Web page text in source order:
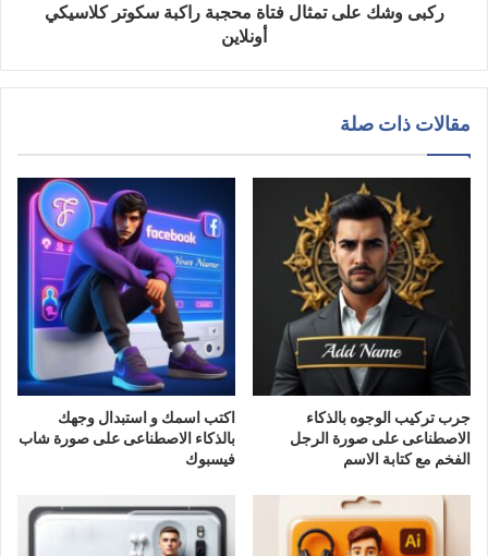
ركبى وشك على تمثال فتاة محجبة راكبة سكوتر كلاسيكي
أونلاين
مقالات ذات صلة
جرب تركيب الوجوه بالذكاء
الاصطناعى على صورة الرجل
الفخم مع كتابة الاسم
اكتب اسمك و استبدال وجهك
بالذكاء الاصطناعى على صورة شاب
فيسبوك